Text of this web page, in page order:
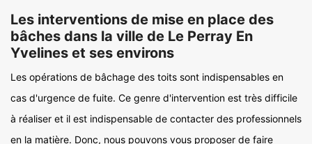
Les interventions de mise en place des
bâches dans la ville de Le Perray En
Yvelines et ses environs
Les opérations de bâchage des toits sont indispensables en
cas d'urgence de fuite. Ce genre d'intervention est très difficile
à réaliser et il est indispensable de contacter des professionnels
en la matière. Donc, nous pouvons vous proposer de faire